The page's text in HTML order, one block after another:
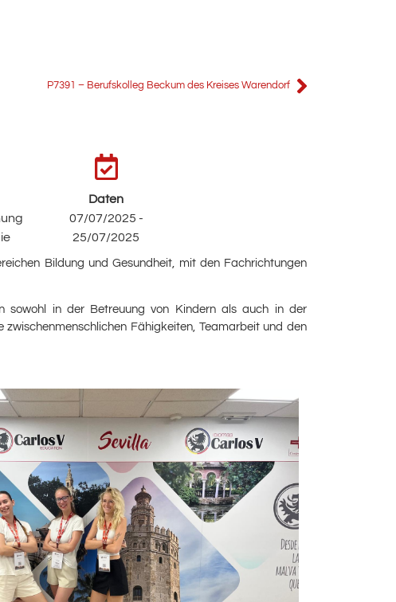
P7391 – Berufskolleg Beckum des Kreises Warendorf
Bildung und Gesundheit, mit den Fachrichtungen
sowohl in der Betreuung von Kindern als auch in der
Fähigkeiten, Teamarbeit und den
Daten
07/07/2025 -
25/07/2025